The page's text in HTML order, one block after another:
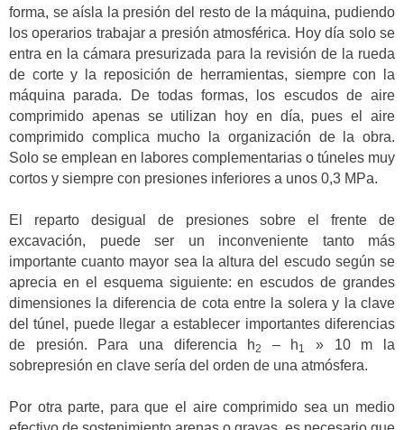
forma, se aísla la presión del resto de la máquina, pudiendo
los operarios trabajar a presión atmosférica. Hoy día solo se
entra en la cámara presurizada para la revisión de la rueda
de corte y la reposición de herramientas, siempre con la
máquina parada. De todas formas, los escudos de aire
comprimido apenas se utilizan hoy en día, pues el aire
comprimido complica mucho la organización de la obra.
Solo se emplean en labores complementarias o túneles muy
cortos y siempre con presiones inferiores a unos 0,3 MPa.
El reparto desigual de presiones sobre el frente de
excavación, puede ser un inconveniente tanto más
importante cuanto mayor sea la altura del escudo según se
aprecia en el esquema siguiente: en escudos de grandes
dimensiones la diferencia de cota entre la solera y la clave
del túnel, puede llegar a establecer importantes diferencias
de presión. Para una diferencia h2 – h1
» 10 m la
sobrepresión en clave sería del orden de una atmósfera.
Por otra parte, para que el aire comprimido sea un medio